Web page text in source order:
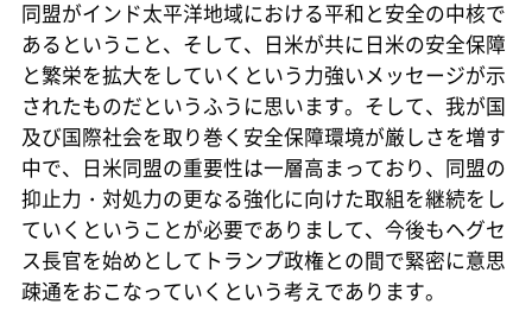
同盟がインド太平洋地域における平和と安全の中核で
あるということ、そして、日米が共に日米の安全保障
と繁栄を拡大をしていくという力強いメッセージが示
されたものだというふうに思います。そして、我が国
及び国際社会を取り巻く安全保障環境が厳しさを増す
中で、日米同盟の重要性は一層高まっており、同盟の
抑止力・対処力の更なる強化に向けた取組を継続をし
ていくということが必要でありまして、今後もヘグセ
ス長官を始めとしてトランプ政権との間で緊密に意思
疎通をおこなっていくという考えであります。